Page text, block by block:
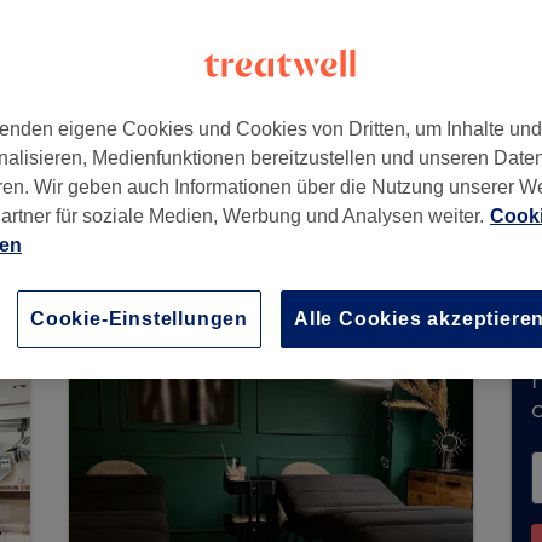
derzeit keine Buchungen über Treatwell
Salons in Ihrer Nähe zu finden.
eigene Cookies und Cookies von Dritten, um Inhalte
Medienfunktionen bereitzustellen und unseren
Wir geben auch Informationen über die Nutzung unserer
für soziale Medien, Werbung und Analysen weiter.
Cookie-Einstellungen Alle Cookies